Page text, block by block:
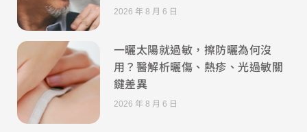
2026 年 8 月 6 日
一曬太陽就過敏，擦防曬為何沒
用？醫解析曬傷、熱疹、光過敏關
鍵差異
2026 年 8 月 6 日